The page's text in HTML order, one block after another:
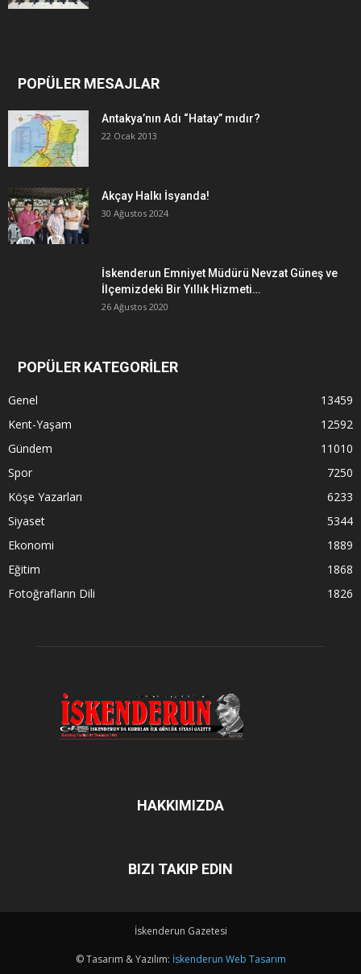
POPÜLER MESAJLAR
Antakya’nın Adı “Hatay” mıdır?
22 Ocak 2013
Akçay Halkı İsyanda!
30 Ağustos 2024
İskenderun Emniyet Müdürü Nevzat Güneş ve
İlçemizdeki Bir Yıllık Hizmeti…
26 Ağustos 2020
POPÜLER KATEGORİLER
Genel
13459
Kent-Yaşam
12592
Gündem
11010
Spor
7250
Köşe Yazarları
6233
Siyaset
5344
Ekonomi
1889
Eğitim
1868
Fotoğrafların Dili
1826
HAKKIMIZDA
BIZI TAKIP EDIN
İskenderun Gazetesi
© Tasarım & Yazılım: İskenderun Web Tasarım